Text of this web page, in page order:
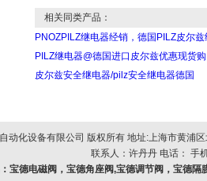
相关同类产品：
PNOZPILZ继电器经销，德国PILZ皮尔
PILZ继电器@德国进口皮尔兹优惠现货购
皮尔兹安全继电器/pilz安全继电器德国
动化设备有限公司 版权所有 地址:上海市黄浦
联系人：许丹丹 电话： 手
宝德电磁阀，宝德角座阀,宝德调节阀，宝德